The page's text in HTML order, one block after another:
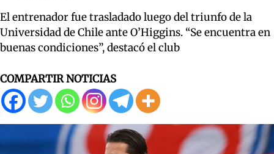
El entrenador fue trasladado luego del triunfo de la
Universidad de Chile ante O’Higgins. “Se encuentra en
buenas condiciones”, destacó el club
COMPARTIR NOTICIAS